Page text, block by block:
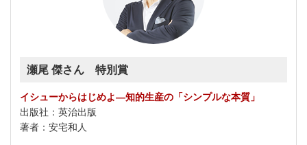
瀬尾 傑さん 特別賞
イシューからはじめよ―知的生産の「シンプルな本質」
出版社：英治出版
著者：安宅和人